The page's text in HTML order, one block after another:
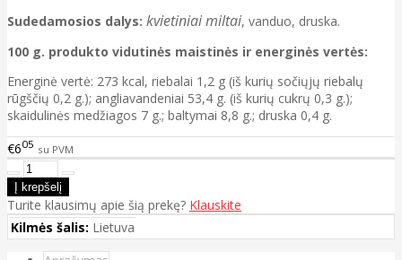
Sudedamosios dalys: kvietiniai miltai, vanduo, druska.
100 g. produkto vidutinės maistinės ir energinės vertės:
Energinė vertė: 273 kcal, riebalai 1,2 g (iš kurių sočiųjų riebalų
rūgščių 0,2 g.); angliavandeniai 53,4 g. (iš kurių cukrų 0,3 g.);
skaidulinės medžiagos 7 g.; baltymai 8,8 g.; druska 0,4 g.
€605 su PVM
Turite klausimų apie šią prekę? Klauskite
Kilmės šalis: Lietuva